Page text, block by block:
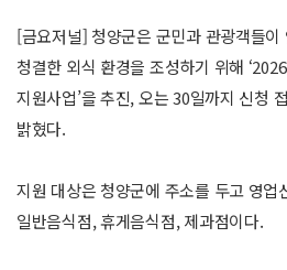
[금요저널] 청양군은 군민과 관광객들이
청결한 외식 환경을 조성하기 위해
지원사업’을 추진, 오는 30일까지 신청
밝혔다.
지원 대상은 청양군에 주소를 두고 영업
일반음식점, 휴게음식점, 제과점이다.